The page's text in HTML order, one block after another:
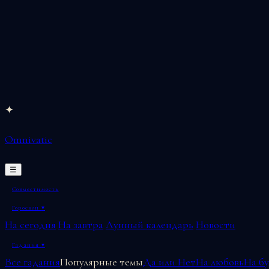
Перейти
содержимому
✦
Omnivatic
☰
Совместимость
Гороскоп ▾
На сегодня На завтраЛунный календарь Новости
Гадания ▾
Все гаданияПопулярные темыДа или НетНа любовьНа